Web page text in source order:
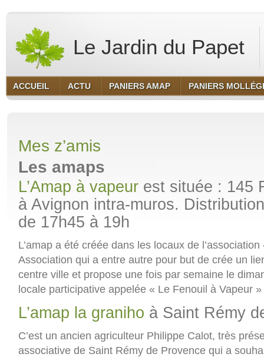
Le Jardin du Papet
ACCUEIL ACTU PANIERS AMAP PANIERS
Mes z’amis
Les amaps
L’Amap à vapeur est située : 145
à Avignon intra-muros.
de 17h45 à 19h
L’amap a été créée dans les locaux de
Association qui a entre autre pour but de crée un
centre ville et propose une fois par semaine le
locale participative appelée « Le Fenouil à Vapeur »
L’amap la graniho à Saint Rémy
C’est un ancien agriculteur Philippe Calot, très
associative de Saint Rémy de Provence qui a